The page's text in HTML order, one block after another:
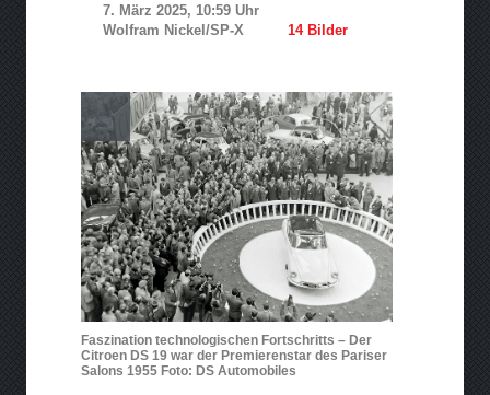
7. März 2025, 10:59 Uhr
Wolfram Nickel/SP-X
14 Bilder
Faszination technologischen Fortschritts – Der
Citroen DS 19 war der Premierenstar des Pariser
Salons 1955 Foto: DS Automobiles